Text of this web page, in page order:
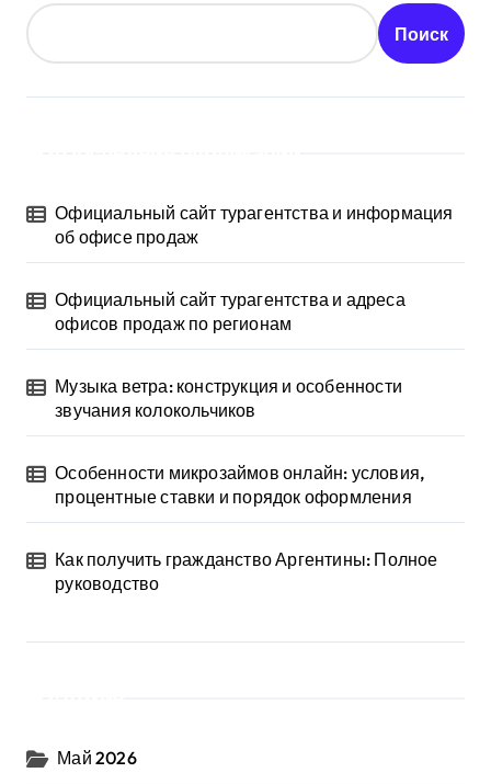
Поиск
Официальный сайт турагентства и информация
об офисе продаж
Официальный сайт турагентства и адреса
офисов продаж по регионам
Музыка ветра: конструкция и особенности
звучания колокольчиков
Особенности микрозаймов онлайн: условия,
процентные ставки и порядок оформления
Как получить гражданство Аргентины: Полное
руководство
Май 2026